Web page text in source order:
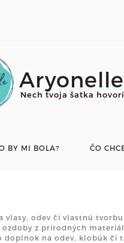
Aryonelle
Nech tvoja šatka
BY MI BOLA? ČO
vlasy, odev či vlastnú
ozdoby z prírodných
doplnok na odev, klobúk či